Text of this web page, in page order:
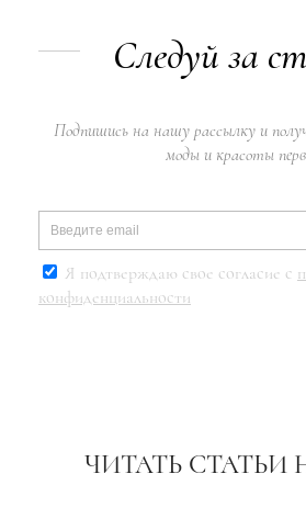
Следуй за
Подпишись на нашу рассылку и
моды и красоты
Я подтверждаю свое согласие с
конфиденциальности
ЧИТАТЬ СТАТЬИ